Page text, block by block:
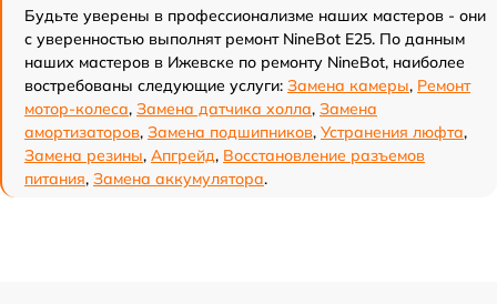
Будьте уверены в профессионализме наших мастеров - они
с уверенностью выполнят ремонт NineBot E25. По данным
наших мастеров в Ижевске по ремонту NineBot, наиболее
востребованы следующие услуги: Замена камеры, Ремонт
мотор-колеса, Замена датчика холла, Замена
амортизаторов, Замена подшипников, Устранения люфта,
Замена резины, Апгрейд, Восстановление разъемов
питания, Замена аккумулятора.